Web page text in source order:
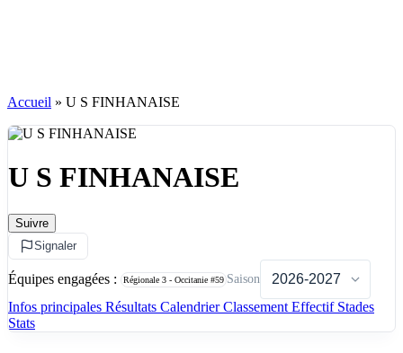
Accueil » U S FINHANAISE
U S FINHANAISE
Suivre
Signaler
Équipes engagées : Régionale 3 - Occitanie #59 Saison
Infos principales Résultats CalendrierClassement Effectif Stades
Stats